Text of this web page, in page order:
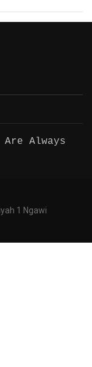
Are Always
1 Ngawi